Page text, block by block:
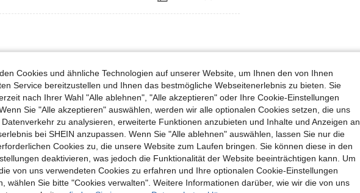
EUR38
Hilfreich (0)
Ansehen
Cookies und ähnliche Technologien auf unserer Website, um Ihnen den von Ihnen
Service bereitzustellen und Ihnen das bestmögliche Webseitenerlebnis zu bieten. Sie
nach Ihrer Wahl "Alle ablehnen", "Alle akzeptieren" oder Ihre Cookie-Einstellungen
Sie "Alle akzeptieren" auswählen, werden wir alle optionalen Cookies setzen, die uns
zu analysieren, erweiterte Funktionen anzubieten und Inhalte und Anzeigen an
bei SHEIN anzupassen. Wenn Sie "Alle ablehnen" auswählen, lassen Sie nur die
Cookies zu, die unsere Website zum Laufen bringen. Sie können diese in den
deaktivieren, was jedoch die Funktionalität der Website beeinträchtigen kann. Um
von uns verwendeten Cookies zu erfahren und Ihre optionalen Cookie-Einstellungen
wählen Sie bitte "Cookies verwalten". Weitere Informationen darüber, wie wir die von uns